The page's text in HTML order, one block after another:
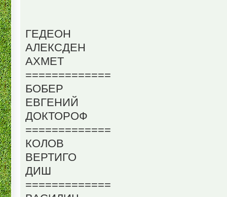
ГЕДЕОН
АЛЕКСДЕН
АХМЕТ
=============
БОБЕР
ЕВГЕНИЙ
ДОКТОРОФ
=============
КОЛОВ
ВЕРТИГО
ДИШ
=============